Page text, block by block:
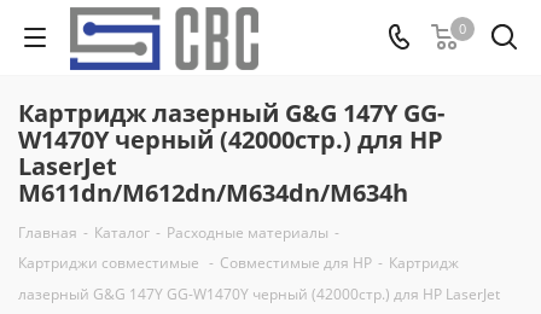
0
Картридж лазерный G&G 147Y GG-
W1470Y черный (42000стр.) для HP
LaserJet
M611dn/M612dn/M634dn/M634h
Главная - Каталог - Расходные материалы -
Картриджи совместимые - Совместимые для HP - Картридж
лазерный G&G 147Y GG-W1470Y черный (42000стр.) для HP LaserJet